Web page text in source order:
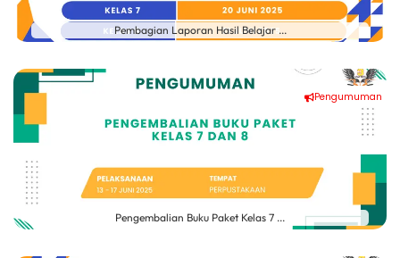
Pembagian Laporan Hasil Belajar ...
Pengumuman
Pengembalian Buku Paket Kelas 7 ...